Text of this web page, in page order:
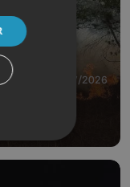
03/07/2026
feux,